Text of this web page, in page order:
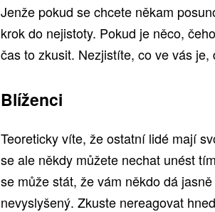
Jenže pokud se chcete někam
krok do nejistoty. Pokud je něco,
čas to zkusit. Nezjistíte, co ve vás
Blíženci
Teoreticky víte, že ostatní lidé mají
se ale někdy můžete nechat unést
se může stát, že vám někdo dá
nevyslyšený. Zkuste nereagovat